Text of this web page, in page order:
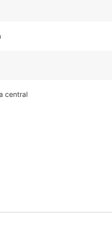
central